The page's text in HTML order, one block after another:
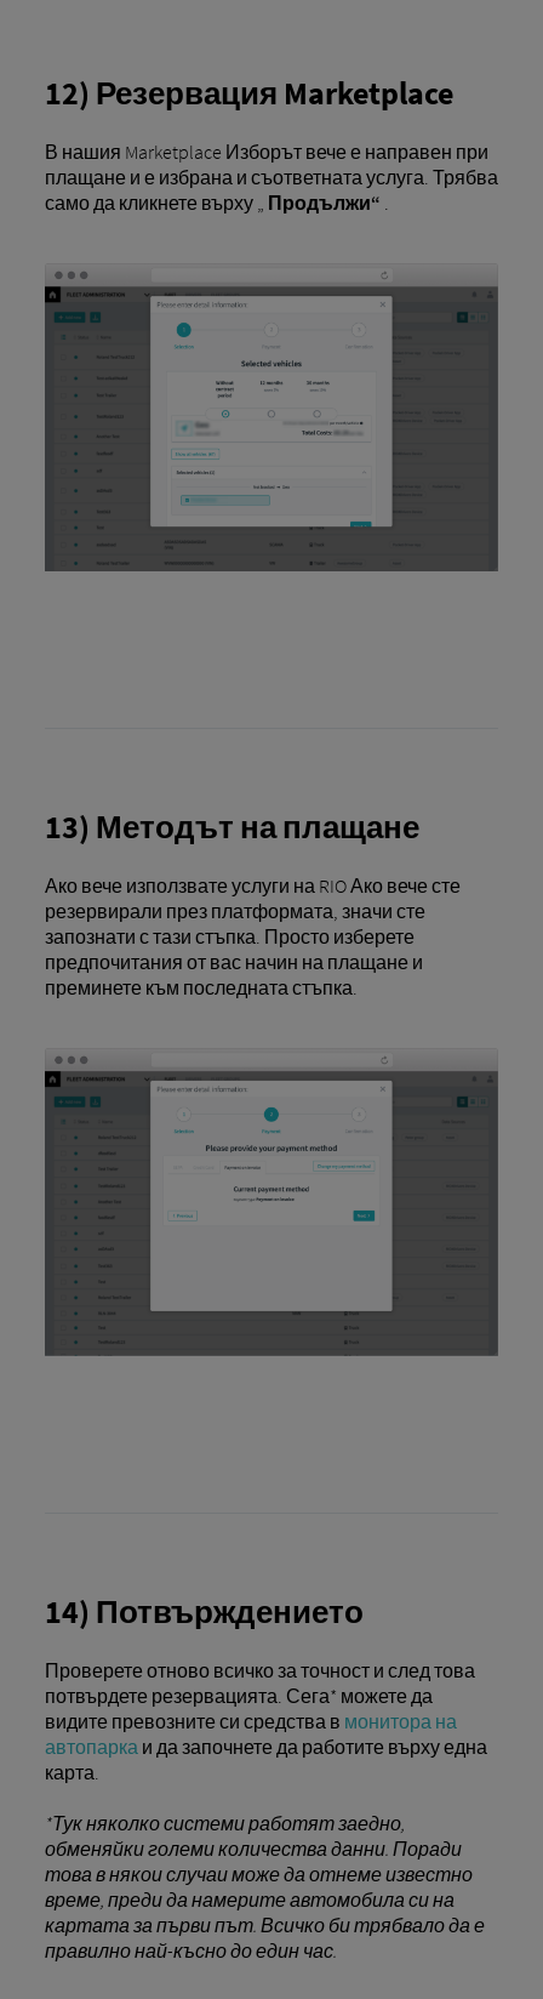
12) Резервация Marketplace
В нашия Marketplace Изборът вече е направен при
плащане и е избрана и съответната услуга. Трябва
само да кликнете върху „ Продължи“
13) Методът на плащане
Ако вече използвате услуги на RIO Ако вече сте
резервирали през платформата, значи сте
запознати с тази стъпка. Просто изберете
предпочитания от вас начин на плащане и
преминете към последната стъпка.
14) Потвърждението
Проверете отново всичко за точност и след това
потвърдете резервацията. Сега* можете да
видите превозните си средства в монитора на
автопарка и да започнете да работите върху една
карта.
*Тук няколко системи работят заедно,
обменяйки големи количества данни. Поради
това в някои случаи може да отнеме известно
време, преди да намерите автомобила си на
картата за първи път. Всичко би трябвало да е
правилно най-късно до един час.